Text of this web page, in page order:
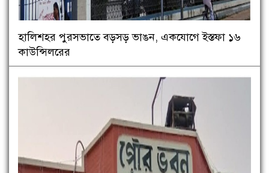
হালিশহর পুরসভাতে বড়সড় ভাঙন, একযোগে ইস্তফা ১৬
কাউন্সিলরের